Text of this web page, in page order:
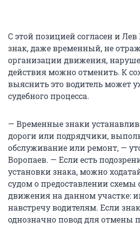
С этой позицией согласен и Лев
знак, даже временный, не
организации движения,
действия можно отменить. К
выяснить это водитель может
судебного процесса.
— Временные знаки
дороги или подрядчики,
обслуживание или ремонт, —
Воропаев. — Если есть
установки знака, можно
судом о предоставлении схемы
движения на данном участке:
навстречу водителям. Если
однозначно повод для отмены